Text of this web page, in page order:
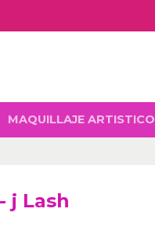
MAQUILLAJE ARTISTICO
j Lash